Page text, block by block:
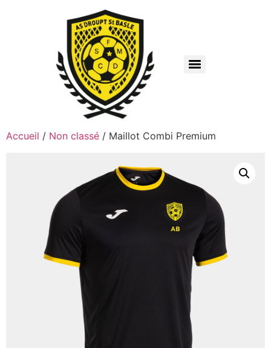
Accueil / Non classé / Maillot Combi Premium